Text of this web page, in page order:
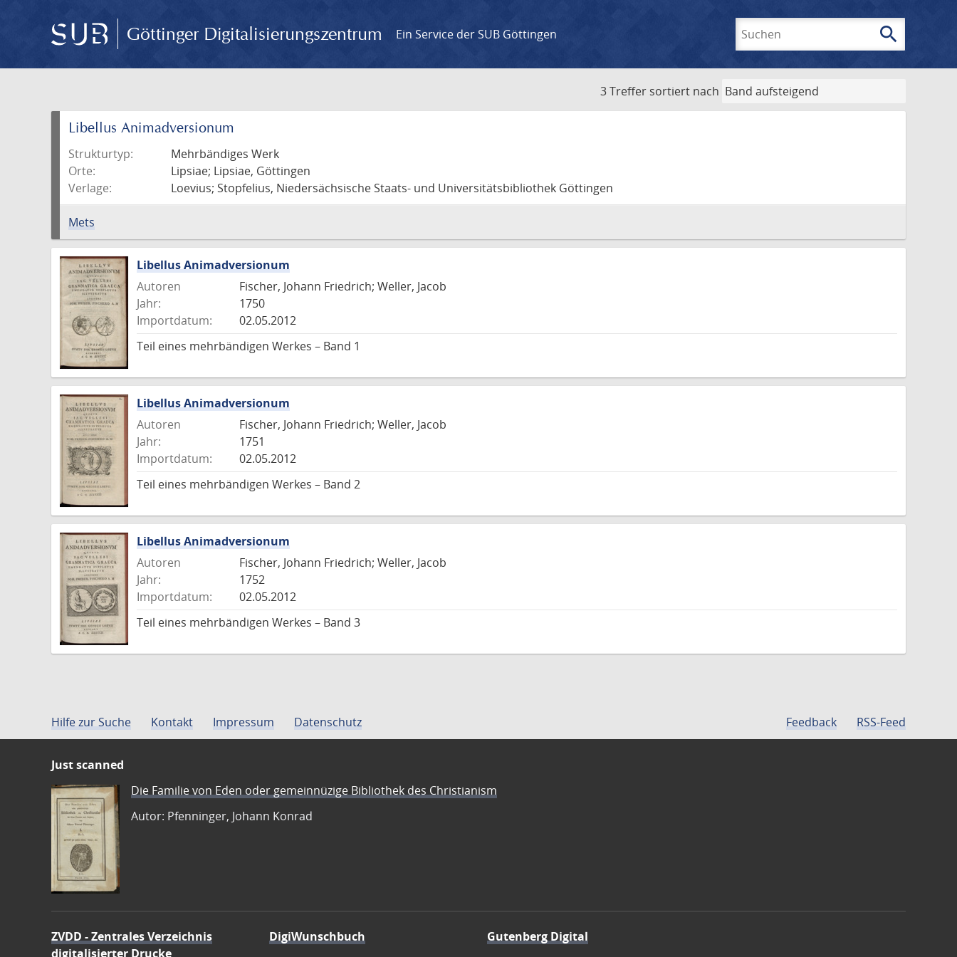
Göttinger Digitalisierungszentrum Ein Service der SUB Göttingen search
3 Treffer sortiert nach
Libellus Animadversionum
Strukturtyp:
Mehrbändiges Werk
Orte:
Lipsiae; Lipsiae, Göttingen
Verlage:
Loevius; Stopfelius, Niedersächsische Staats- und Universitätsbibliothek Göttingen
Mets
Libellus Animadversionum
Autoren
Fischer, Johann Friedrich; Weller, Jacob
Jahr:
1750
Importdatum:
02.05.2012
Teil eines mehrbändigen Werkes – Band 1
Libellus Animadversionum
Autoren
Fischer, Johann Friedrich; Weller, Jacob
Jahr:
1751
Importdatum:
02.05.2012
Teil eines mehrbändigen Werkes – Band 2
Libellus Animadversionum
Autoren
Fischer, Johann Friedrich; Weller, Jacob
Jahr:
1752
Importdatum:
02.05.2012
Teil eines mehrbändigen Werkes – Band 3
Hilfe zur Suche Kontakt Impressum Datenschutz Feedback RSS-Feed
Just scanned
Die Familie von Eden oder gemeinnüzige Bibliothek des Christianism
Autor: Pfenninger, Johann Konrad
ZVDD - Zentrales Verzeichnis
digitalisierter Drucke
DigiWunschbuch
Gutenberg Digital